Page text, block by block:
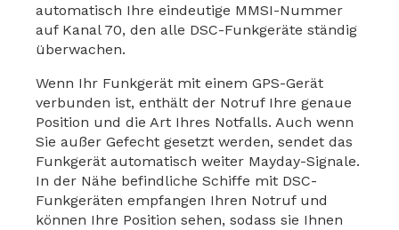
automatisch Ihre eindeutige MMSI-Nummer
auf Kanal 70, den alle DSC-Funkgeräte ständig
überwachen.
Wenn Ihr Funkgerät mit einem GPS-Gerät
verbunden ist, enthält der Notruf Ihre genaue
Position und die Art Ihres Notfalls. Auch wenn
Sie außer Gefecht gesetzt werden, sendet das
Funkgerät automatisch weiter Mayday-Signale.
In der Nähe befindliche Schiffe mit DSC-
Funkgeräten empfangen Ihren Notruf und
können Ihre Position sehen, sodass sie Ihnen